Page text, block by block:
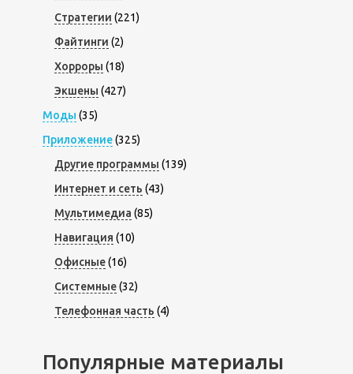
Стратегии (221)
Файтинги (2)
Хорроры (18)
Экшены (427)
Моды (35)
Приложение(325)
Другие программы (139)
Интернет и сеть (43)
Мультимедиа (85)
Навигация (10)
Офисные(16)
Системные(32)
Телефонная часть (4)
Популярные материалы